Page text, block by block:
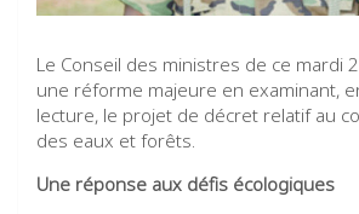
Le Conseil des ministres de ce mardi
une réforme majeure en examinant,
lecture, le projet de décret relatif au
des eaux et forêts.
Une réponse aux défis écologiques